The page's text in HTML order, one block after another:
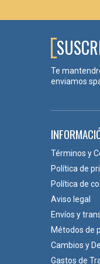
Te
enviamos
Términos y
Política de
Política de
Aviso legal
Envíos y
Métodos de
Cambios y
Gastos de